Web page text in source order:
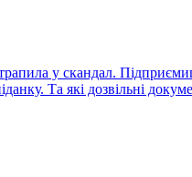
у скандал.
Та які дозвільні